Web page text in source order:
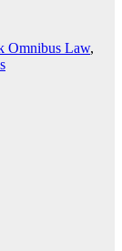
Omnibus Law,